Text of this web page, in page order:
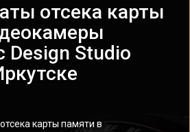
отсека карты
Design Studio
карты памяти в